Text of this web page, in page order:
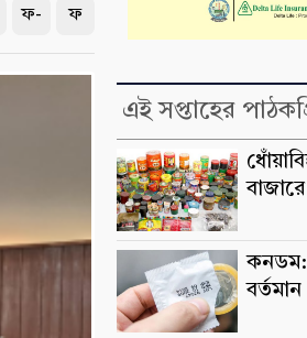
ফ- ফ
এই সপ্তাহের
কনডম:
বর্তমান